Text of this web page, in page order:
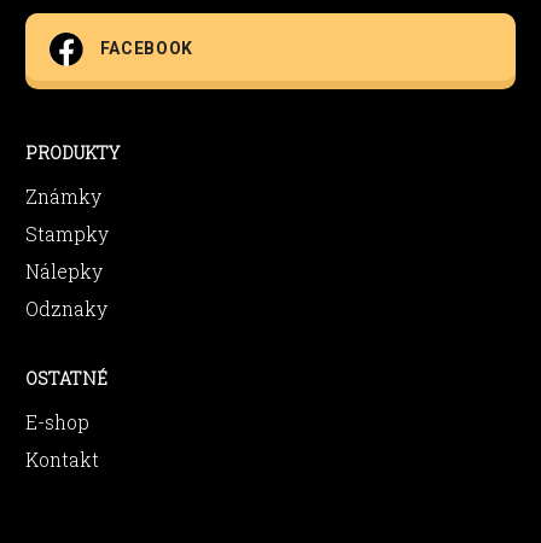
FACEBOOK
PRODUKTY
Známky
Stampky
Nálepky
Odznaky
OSTATNÉ
E-shop
Kontakt